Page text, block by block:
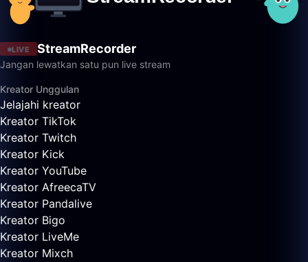
LIVE StreamRecorder
Jangan lewatkan satu pun live stream
Kreator Unggulan
Jelajahi kreator
Kreator TikTok
Kreator Twitch
Kreator Kick
Kreator YouTube
Kreator AfreecaTV
Kreator Pandalive
Kreator Bigo
Kreator LiveMe
Kreator Mixch